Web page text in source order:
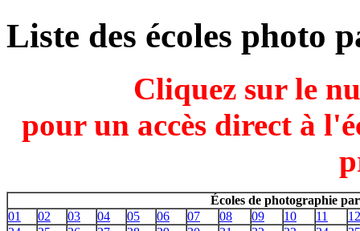
Liste des écoles photo
Cliquez sur le
pour un accès direct à
Écoles de photographie
01
02 03 04 05 06 07 08 09 10 11
12